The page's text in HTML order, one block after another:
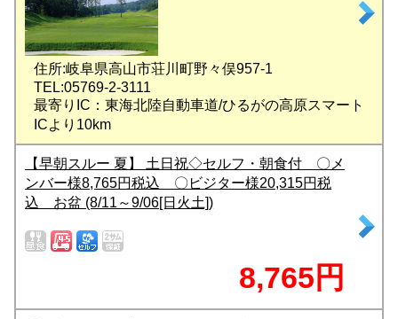
住所:岐阜県高山市荘川町野々俣957-1
TEL:05769-2-3111
最寄りIC：東海北陸自動車道/ひるがの高原スマート
ICより10km
【早朝スルー 夏】 土日祝◇セルフ・朝食付 〇メ
ンバー様8,765円税込 〇ビジター様20,315円税
込 お盆 (8/11～9/06[日火土])
8,765円